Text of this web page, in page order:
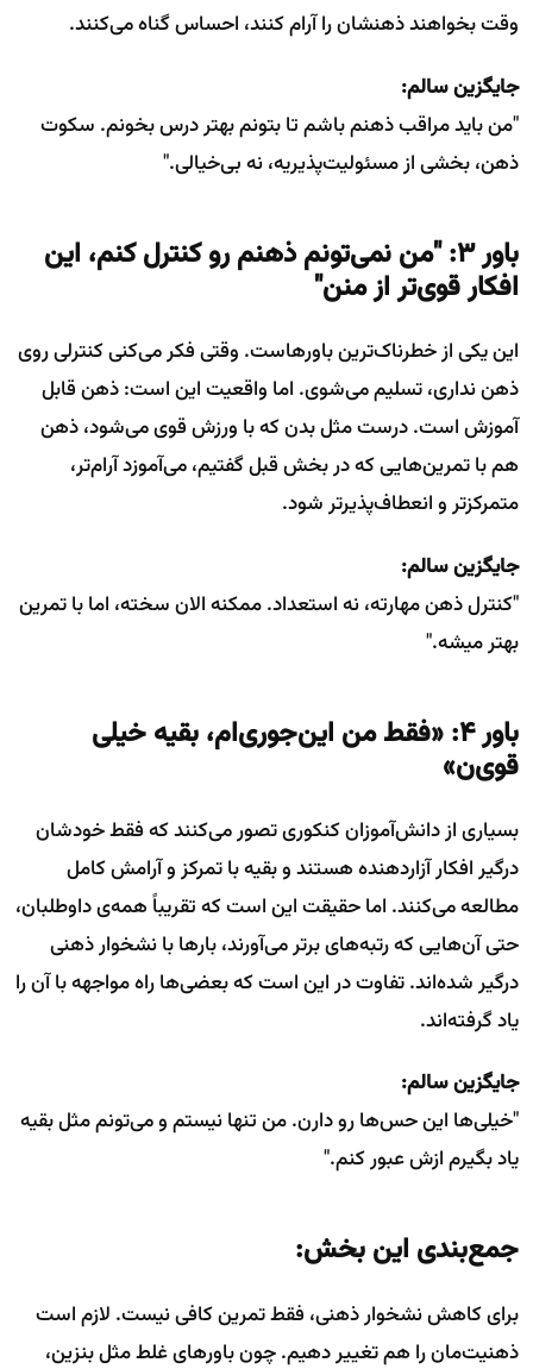
وقت بخواهند ذهنشان را آرام کنند، احساس گناه می‌کنند.
جایگزین سالم:
"من باید مراقب ذهنم باشم تا بتونم بهتر درس بخونم. سکوت
ذهن، بخشی از مسئولیت‌پذیریه، نه بی‌خیالی."
باور ۳: "من نمی‌تونم ذهنم رو کنترل کنم، این
افکار قوی‌تر از منن"
این یکی از خطرناک‌ترین باورهاست. وقتی فکر می‌کنی کنترلی روی
ذهن نداری، تسلیم می‌شوی. اما واقعیت این است: ذهن قابل
آموزش است. درست مثل بدن که با ورزش قوی می‌شود، ذهن
هم با تمرین‌هایی که در بخش قبل گفتیم، می‌آموزد آرام‌تر،
متمرکزتر و انعطاف‌پذیرتر شود.
جایگزین سالم:
"کنترل ذهن مهارته، نه استعداد. ممکنه الان سخته، اما با تمرین
بهتر میشه."
باور ۴: «فقط من این‌جوری‌ام، بقیه خیلی
قوی‌ن»
بسیاری از دانش‌آموزان کنکوری تصور می‌کنند که فقط خودشان
درگیر افکار آزاردهنده هستند و بقیه با تمرکز و آرامش کامل
مطالعه می‌کنند. اما حقیقت این است که تقریباً همه‌ی داوطلبان،
حتی آن‌هایی که رتبه‌های برتر می‌آورند، بارها با نشخوار ذهنی
درگیر شده‌اند. تفاوت در این است که بعضی‌ها راه مواجهه با آن را
یاد گرفته‌اند.
جایگزین سالم:
"خیلی‌ها این حس‌ها رو دارن. من تنها نیستم و می‌تونم مثل بقیه
یاد بگیرم ازش عبور کنم."
جمع‌بندی این بخش:
برای کاهش نشخوار ذهنی، فقط تمرین کافی نیست. لازم است
ذهنیت‌مان را هم تغییر دهیم. چون باورهای غلط مثل بنزین،